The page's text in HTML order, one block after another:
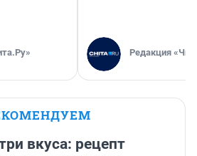
Редакция
вкуса: рецепт